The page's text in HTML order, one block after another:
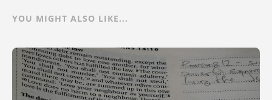
YOU MIGHT ALSO LIKE...